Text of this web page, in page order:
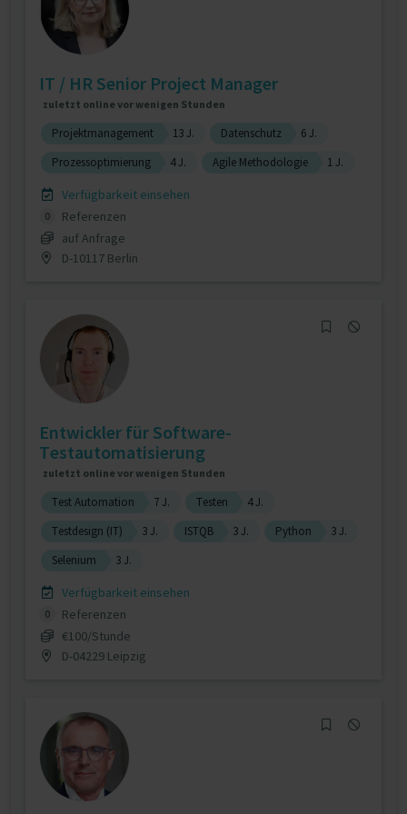
IT / HR Senior Project Manager
zuletzt online vor wenigen Stunden
Projektmanagement 13 J. Datenschutz
6 J.
Prozessoptimierung
4 J. Agile Methodologie 1 J.
Verfügbarkeit einsehen
0
Referenzen
auf Anfrage
D-10117 Berlin
Entwickler für Software-
Testautomatisierung
zuletzt online vor wenigen Stunden
Test Automation 7 J. Testen
4 J.
Testdesign (IT)
3 J. ISTQB 3 J. Python
3 J.
Selenium
3 J.
Verfügbarkeit einsehen
0
Referenzen
€100/Stunde
D-04229 Leipzig